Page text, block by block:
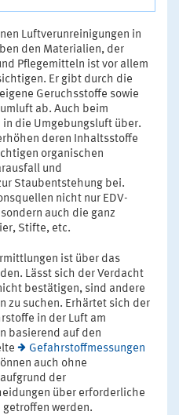
Luftverunreinigungen in
den Materialien, der
Pflegemitteln ist vor allem
Er gibt durch die
Geruchsstoffe sowie
ab. Auch beim
die Umgebungsluft über.
deren Inhaltsstoffe
organischen
und
Staubentstehung bei.
nicht nur EDV-
auch die ganz
Stifte, etc.
ist über das
Lässt sich der Verdacht
bestätigen, sind andere
zu suchen. Erhärtet sich der
in der Luft am
basierend auf den
Gefahrstoffmessungen
auch ohne
der
über erforderliche
getroffen werden.